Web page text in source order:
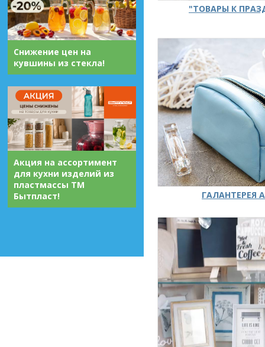
Снижение цен на
кувшины из стекла!
Акция на ассортимент
для кухни изделий из
пластмассы ТМ
Бытпласт!
"ТОВАРЫ К
ГАЛАНТЕРЕЯ